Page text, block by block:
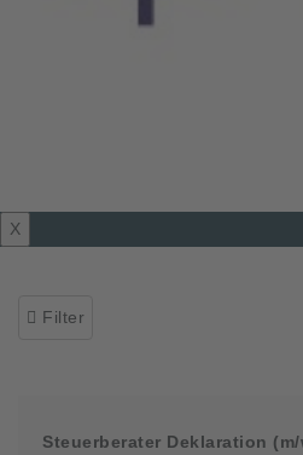
X
Filter
Steuerberater Deklaration